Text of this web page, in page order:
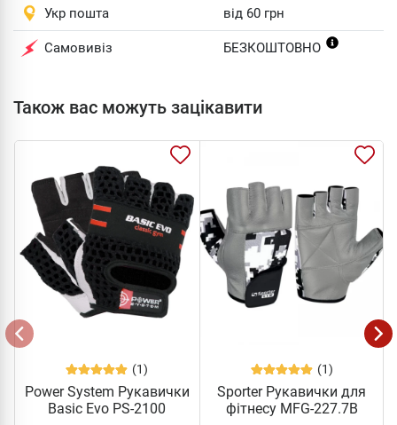
Укр пошта від 60 грн
Самовивіз БЕЗКОШТОВНО
Також вас можуть зацікавити
(1)
Power System Рукавички
Basic Evo PS-2100
(1)
Sporter Рукавички для
фітнесу MFG-227.7B